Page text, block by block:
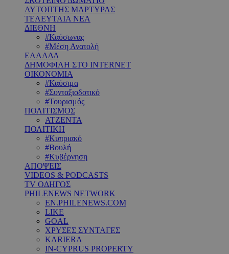
ΑΥΤΟΠΤΗΣ ΜΑΡΤΥΡΑΣ
ΤΕΛΕΥΤΑΙΑ ΝΕΑ
ΔΙΕΘΝΗ
#Καύσωνας
#Μέση Ανατολή
ΕΛΛΑΔΑ
ΔΗΜΟΦΙΛΗ ΣΤΟ INTERNET
ΟΙΚΟΝΟΜΙΑ
#Καύσιμα
#Συνταξιοδοτικό
#Τουρισμός
ΠΟΛΙΤΙΣΜΟΣ
ΑΤΖΕΝΤΑ
ΠΟΛΙΤΙΚΗ
#Κυπριακό
#Βουλή
#Κυβέρνηση
ΑΠΟΨΕΙΣ
VIDEOS & PODCASTS
TV ΟΔΗΓΟΣ
PHILENEWS NETWORK
EN.PHILENEWS.COM
LIKE
GOAL
ΧΡΥΣΕΣ ΣΥΝΤΑΓΕΣ
KARIERA
IN-CYPRUS PROPERTY